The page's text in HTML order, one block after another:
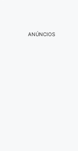
ANÚNCIOS